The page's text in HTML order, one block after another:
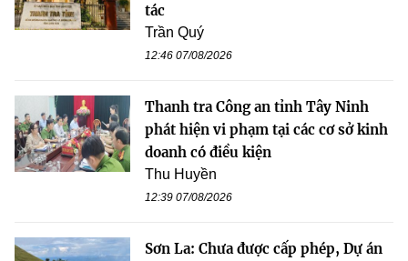
tác
Trần Quý
12:46 07/08/2026
Thanh tra Công an tỉnh Tây Ninh
phát hiện vi phạm tại các cơ sở kinh
doanh có điều kiện
Thu Huyền
12:39 07/08/2026
Sơn La: Chưa được cấp phép, Dự án